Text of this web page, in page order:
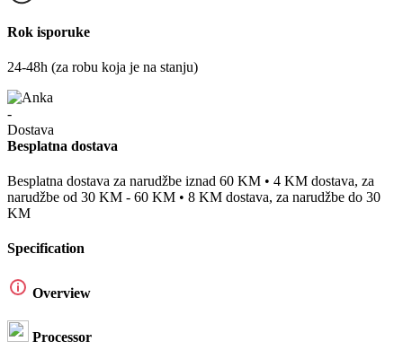
Rok isporuke
24-48h (za robu koja je na stanju)
Besplatna dostava
Besplatna dostava za narudžbe iznad 60 KM • 4 KM dostava, za
narudžbe od 30 KM - 60 KM • 8 KM dostava, za narudžbe do 30
KM
Specification
Overview
Processor